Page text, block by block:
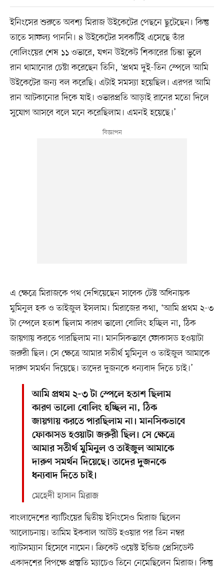
ইনিংসের শুরুতে অবশ্য মিরাজ উইকেটের পেছনে ছুটেছেন। কিন্তু
তাতে সাফল্য পাননি। ৪ উইকেটের সবকটিই এসেছে তাঁর
বোলিংয়ের শেষ ১১ ওভারে, যখন উইকেট শিকারের চিন্তা ভুলে
রান থামানোর চেষ্টা করেছেন তিনি, ‘প্রথম দুই-তিন স্পেলে আমি
উইকেটের জন্য বল করেছি। এটাই সমস্যা হয়েছিল। এরপর আমি
রান আটকানোর দিকে যাই। ওভারপ্রতি আড়াই রানের মতো দিলে
সুযোগ আসবে বলে মনে করেছিলাম। এমনই হয়েছে।’
এ ক্ষেত্রে মিরাজকে পথ দেখিয়েছেন সাবেক টেস্ট অধিনায়ক
মুমিনুল হক ও তাইজুল ইসলাম। মিরাজের কথা, ‘আমি প্রথম ২-৩
টা স্পেলে হতাশ ছিলাম কারণ ভালো বোলিং হচ্ছিল না, ঠিক
জায়গায় করতে পারছিলাম না। মানসিকভাবে ফোকাসড হওয়াটা
জরুরী ছিল। সে ক্ষেত্রে আমার সতীর্থ মুমিনুল ও তাইজুল আমাকে
দারুণ সমর্থন দিয়েছে। তাদের দুজনকে ধন্যবাদ দিতে চাই।’
আমি প্রথম ২-৩ টা স্পেলে হতাশ ছিলাম
কারণ ভালো বোলিং হচ্ছিল না, ঠিক
জায়গায় করতে পারছিলাম না। মানসিকভাবে
ফোকাসড হওয়াটা জরুরী ছিল। সে ক্ষেত্রে
আমার সতীর্থ মুমিনুল ও তাইজুল আমাকে
দারুণ সমর্থন দিয়েছে। তাদের দুজনকে
ধন্যবাদ দিতে চাই।
মেহেদী হাসান মিরাজ
বাংলাদেশের ব্যাটিংয়ের দ্বিতীয় ইনিংসেও মিরাজ ছিলেন
আলোচনায়। তামিম ইকবাল আউট হওয়ার পর তিন নম্বর
ব্যাটসম্যান হিসেবে নামেন। ক্রিকেট ওয়েস্ট ইন্ডিজ প্রেসিডেন্ট
একাদশের বিপক্ষে প্রস্তুতি ম্যাচেও তিনে নেমেছিলেন মিরাজ। কিন্তু